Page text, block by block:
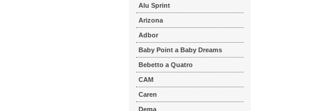
Alu Sprint
Arizona
Adbor
Baby Point a Baby Dreams
Bebetto a Quatro
CAM
Caren
Dema